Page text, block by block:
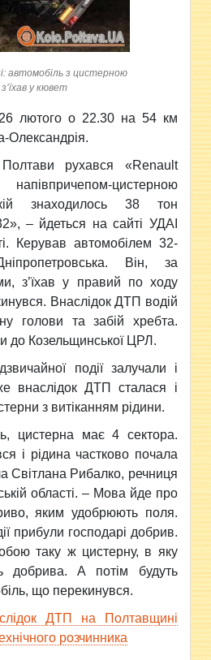
автомобіль з цистерною
у кювет
лютого о 22.30 на 54 км
Олександрія.
рухався «Renault
цистерною
знаходилось 38 тон
– йдеться на сайті УДАІ
Керував автомобілем 32-
Він, за
з’їхав у правий по ходу
Внаслідок ДТП водій
голови та забій хребта.
до Козельщинської ЦРЛ.
події залучали і
внаслідок ДТП сталася і
з витіканням рідини.
цистерна має 4 сектора.
і рідина частково почала
Світлана Рибалко, речниця
області. – Мова йде про
яким удобрюють поля.
прибули господарі добрив.
таку ж цистерну, в яку
добрива. А потім будуть
що перекинувся.
ДТП на Полтавщині
розчинника